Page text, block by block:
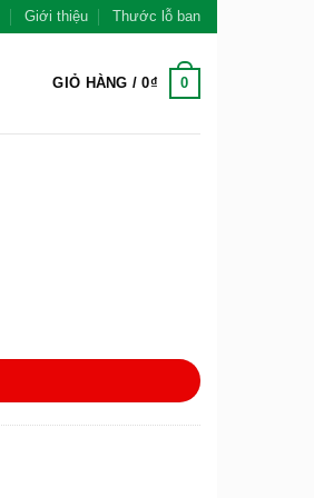
Giới thiệu Thước lỗ ban
GIỎ HÀNG /0₫ 0